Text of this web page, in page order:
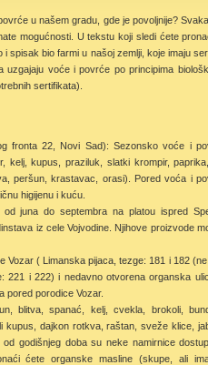
u našem gradu, gde je povoljnije?
mogućnosti. U tekstu koji sledi ćete
spisak bio farmi u našoj zemlji, koje imaju
uzgajaju voće i povrće po principima
sertifikata).
fronta 22, Novi Sad): Sezonsko voće i
kelj, kupus, praziluk, slatki krompir,
peršun, krastavac, orasi). Pored voća i
higijenu i kuću.
juna do septembra na platou ispred
iz cele Vojvodine. Njihove proizvode
Vozar ( Limanska pijaca, tezge: 181 i 182
221 i 222) i nedavno otvorena organska
pored porodice Vozar.
blitva, spanać, kelj, cvekla, brokoli,
kupus, dajkon rotkva, raštan, sveže klice,
godišnjeg doba su neke namirnice
ćete organske masline (skupe, ali